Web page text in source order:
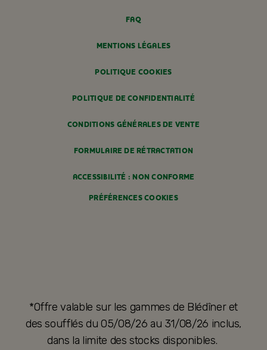
FAQ
MENTIONS LÉGALES
POLITIQUE COOKIES
POLITIQUE DE CONFIDENTIALITÉ
CONDITIONS GÉNÉRALES DE VENTE
FORMULAIRE DE RÉTRACTATION
ACCESSIBILITÉ : NON CONFORME
PRÉFÉRENCES COOKIES
*Offre valable sur les gammes de Blédîner et
des soufflés du 05/08/26 au 31/08/26 inclus,
dans la limite des stocks disponibles.